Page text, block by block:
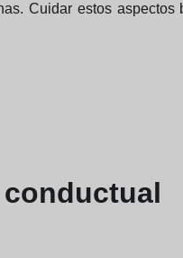
Cuidar estos aspectos